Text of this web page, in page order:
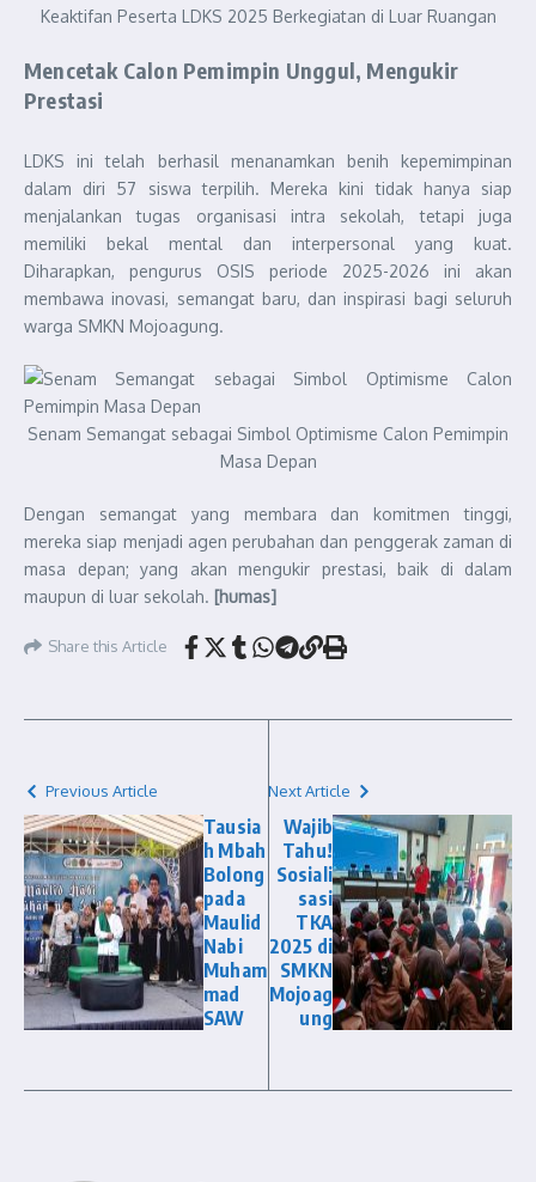
Keaktifan Peserta LDKS 2025 Berkegiatan di Luar Ruangan
Mencetak Calon Pemimpin Unggul, Mengukir
Prestasi
LDKS ini telah berhasil menanamkan benih kepemimpinan
dalam diri 57 siswa terpilih. Mereka kini tidak hanya siap
menjalankan tugas organisasi intra sekolah, tetapi juga
memiliki bekal mental dan interpersonal yang kuat.
Diharapkan, pengurus OSIS periode 2025-2026 ini akan
membawa inovasi, semangat baru, dan inspirasi bagi seluruh
warga SMKN Mojoagung.
Senam Semangat sebagai Simbol Optimisme Calon Pemimpin
Masa Depan
Dengan semangat yang membara dan komitmen tinggi,
mereka siap menjadi agen perubahan dan penggerak zaman di
masa depan; yang akan mengukir prestasi, baik di dalam
maupun di luar sekolah. [humas]
Share this Article
Previous Article
Tausia
h Mbah
Bolong
pada
Maulid
Nabi
Muham
mad
SAW
Next Article
Wajib
Tahu!
Sosiali
sasi
TKA
2025 di
SMKN
Mojoag
ung